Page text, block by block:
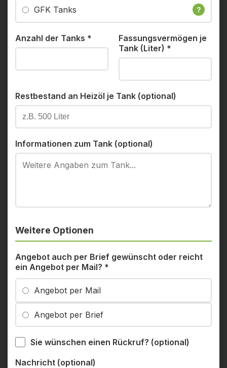
GFK Tanks ?
Anzahl der Tanks *
Fassungsvermögen je
Tank (Liter) *
Restbestand an Heizöl je Tank (optional)
Informationen zum Tank (optional)
Weitere Optionen
Angebot auch per Brief gewünscht oder reicht
ein Angebot per Mail? *
Angebot per Mail
Angebot per Brief
Sie wünschen einen Rückruf? (optional)
Nachricht (optional)